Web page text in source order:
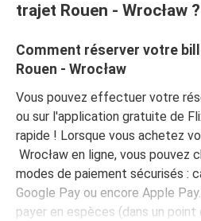
trajet Rouen - Wrocław ?
Comment réserver votre
Rouen - Wrocław
Vous pouvez effectuer votre
ou sur l'application gratuite de
rapide ! Lorsque vous achetez
Wrocław en ligne, vous pouvez
modes de paiement sécurisés :
Google Pay ou encore Apple
payer en espèces (dans un